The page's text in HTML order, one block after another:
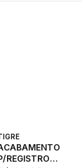
REGISTRO